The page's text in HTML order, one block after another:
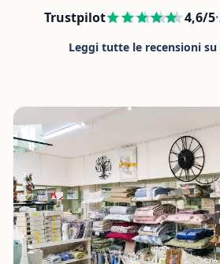
Trustpilot 4,6/5·
Leggi tutte le recensioni